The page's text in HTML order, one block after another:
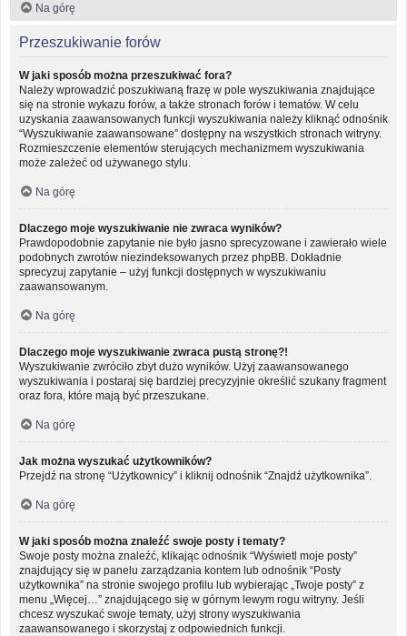
Na górę
Przeszukiwanie forów
W jaki sposób można przeszukiwać fora?
Należy wprowadzić poszukiwaną frazę w pole wyszukiwania znajdujące
się na stronie wykazu forów, a także stronach forów i tematów. W celu
uzyskania zaawansowanych funkcji wyszukiwania należy kliknąć odnośnik
“Wyszukiwanie zaawansowane” dostępny na wszystkich stronach witryny.
Rozmieszczenie elementów sterujących mechanizmem wyszukiwania
może zależeć od używanego stylu.
Na górę
Dlaczego moje wyszukiwanie nie zwraca wyników?
Prawdopodobnie zapytanie nie było jasno sprecyzowane i zawierało wiele
podobnych zwrotów niezindeksowanych przez phpBB. Dokładnie
sprecyzuj zapytanie – użyj funkcji dostępnych w wyszukiwaniu
zaawansowanym.
Na górę
Dlaczego moje wyszukiwanie zwraca pustą stronę?!
Wyszukiwanie zwróciło zbyt dużo wyników. Użyj zaawansowanego
wyszukiwania i postaraj się bardziej precyzyjnie określić szukany fragment
oraz fora, które mają być przeszukane.
Na górę
Jak można wyszukać użytkowników?
Przejdź na stronę “Użytkownicy” i kliknij odnośnik “Znajdź użytkownika”.
Na górę
W jaki sposób można znaleźć swoje posty i tematy?
Swoje posty można znaleźć, klikając odnośnik “Wyświetl moje posty”
znajdujący się w panelu zarządzania kontem lub odnośnik “Posty
użytkownika” na stronie swojego profilu lub wybierając „Twoje posty” z
menu „Więcej…” znajdującego się w górnym lewym rogu witryny. Jeśli
chcesz wyszukać swoje tematy, użyj strony wyszukiwania
zaawansowanego i skorzystaj z odpowiednich funkcji.